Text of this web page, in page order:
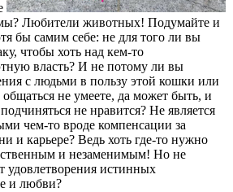
Любители животных! Подумайте и
бы самим себе: не для того ли вы
чтобы хоть над кем-то
власть? И не потому ли вы
с людьми в пользу этой кошки или
не умеете, да может быть, и
не нравится? Не является
чем-то вроде компенсации за
и карьере? Ведь хоть где-то нужно
и незаменимым! Но не
удовлетворения истинных
и любви?